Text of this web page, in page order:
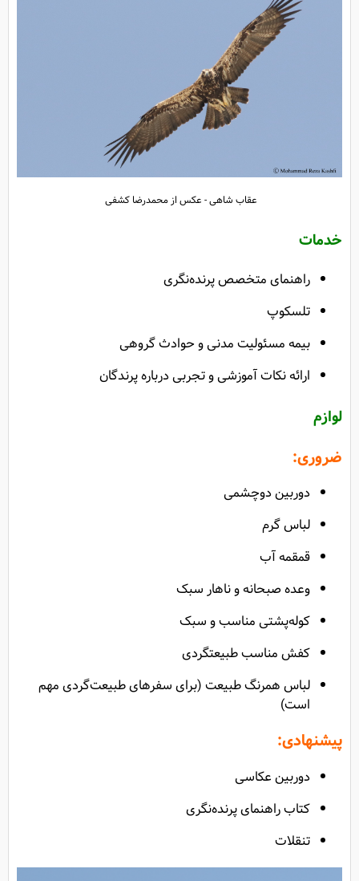
عقاب شاهی - عکس از محمدرضا کشفی
خدمات
راهنمای متخصص پرنده‌نگری
تلسکوپ
بیمه مسئولیت مدنی و حوادث گروهی
ارائه نکات آموزشی و تجربی درباره پرندگان
لوازم
ضروری:
دوربین دوچشمی
لباس گرم
قمقمه آب
وعده صبحانه و ناهار سبک
کوله‌پشتی مناسب و سبک
کفش مناسب طبیعتگردی
لباس همرنگ طبیعت (برای سفرهای طبیعت‌گردی مهم
است)
پیشنهادی:
دوربین عکاسی
کتاب راهنمای پرنده‌نگری
تنقلات